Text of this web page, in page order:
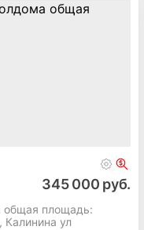
345 000 руб.
общая площадь:
Калинина ул